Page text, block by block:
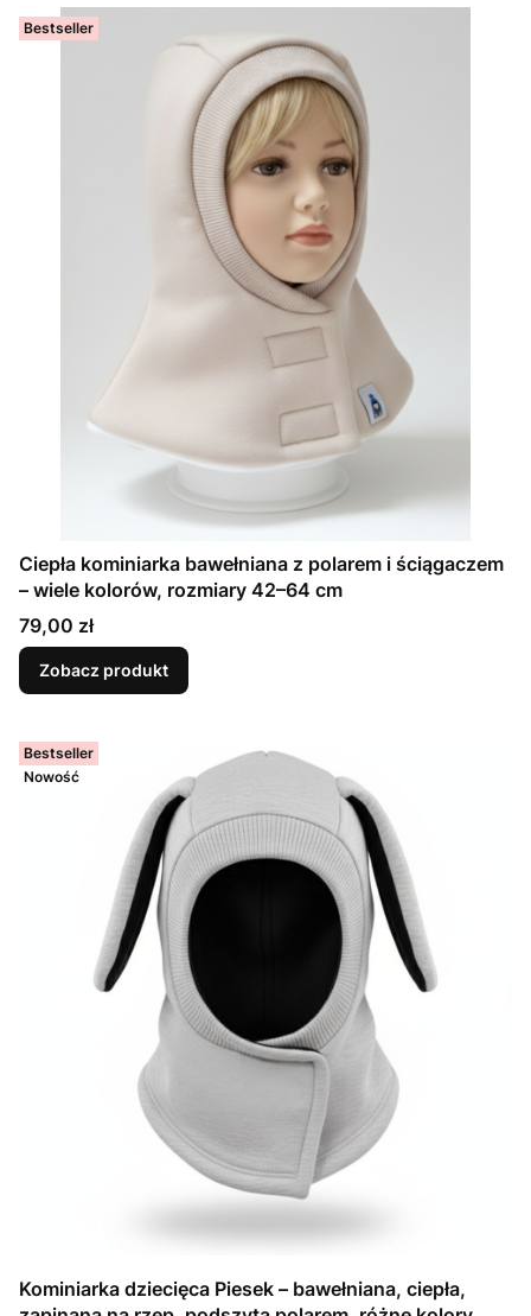
Bestseller
Ciepła kominiarka bawełniana z polarem i ściągaczem
– wiele kolorów, rozmiary 42–64 cm
Cena
79,00 zł
Zobacz produkt
Bestseller
Nowość
Kominiarka dziecięca Piesek – bawełniana, ciepła,